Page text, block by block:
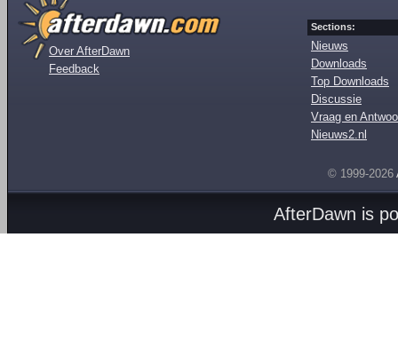
Over AfterDawn
Feedback
Sections:
Nieuws
Downloads
Top Downloads
Discussie
Vraag en
Nieuws2.nl
© 1999-2026
AfterDawn is